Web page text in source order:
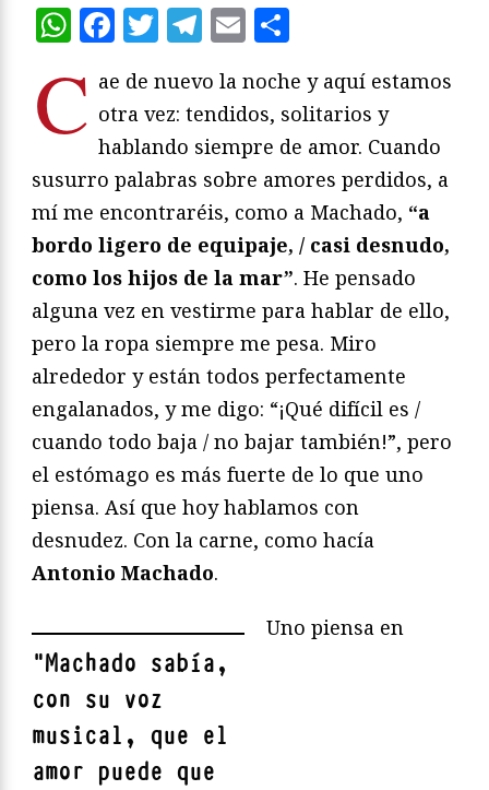
WhatsApp
Facebook
Twitter
Telegram
Email
C ae de nuevo la noche y aquí estamos
otra vez: tendidos, solitarios y
hablando siempre de amor. Cuando
susurro palabras sobre amores perdidos, a
mí me encontraréis, como a Machado, “a
bordo ligero de equipaje, / casi desnudo,
como los hijos de la mar”. He pensado
alguna vez en vestirme para hablar de ello,
pero la ropa siempre me pesa. Miro
alrededor y están todos perfectamente
engalanados, y me digo: “¡Qué difícil es /
cuando todo baja / no bajar también!”, pero
el estómago es más fuerte de lo que uno
piensa. Así que hoy hablamos con
desnudez. Con la carne, como hacía
Antonio Machado.
"Machado sabía,
con su voz
musical, que el
amor puede que
Uno piensa en